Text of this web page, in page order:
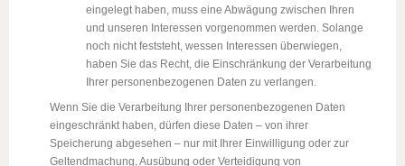
eingelegt haben, muss eine Abwägung zwischen Ihren
und unseren Interessen vorgenommen werden. Solange
noch nicht feststeht, wessen Interessen überwiegen,
haben Sie das Recht, die Einschränkung der Verarbeitung
Ihrer personenbezogenen Daten zu verlangen.
Wenn Sie die Verarbeitung Ihrer personenbezogenen Daten
eingeschränkt haben, dürfen diese Daten – von ihrer
Speicherung abgesehen – nur mit Ihrer Einwilligung oder zur
Geltendmachung, Ausübung oder Verteidigung von